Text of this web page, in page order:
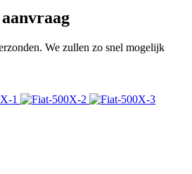
We zullen zo snel mogelijk